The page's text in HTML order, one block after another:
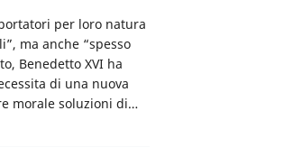
per loro natura
ma anche “spesso
Benedetto XVI ha
di una nuova
morale soluzioni di…